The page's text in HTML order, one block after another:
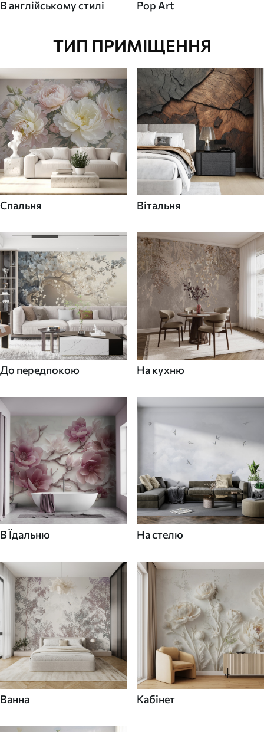
В англійському стилі Pop Art
ТИП ПРИМІЩЕННЯ
Спальня Вітальня
До передпокою На кухню
В Їдальню На стелю
Ванна Кабінет